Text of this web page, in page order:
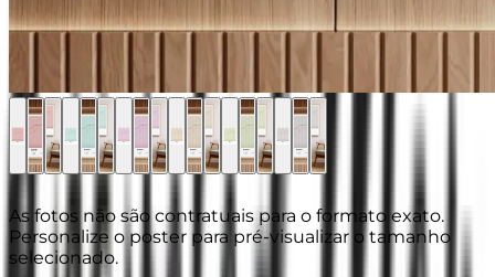
As fotos não são contratuais para o formato exato.
Personalize o poster para pré-visualizar o tamanho
selecionado.